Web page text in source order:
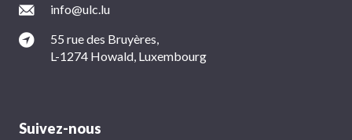
info@ulc.lu
55 rue des Bruyères,
L-1274 Howald, Luxembourg
Suivez-nous